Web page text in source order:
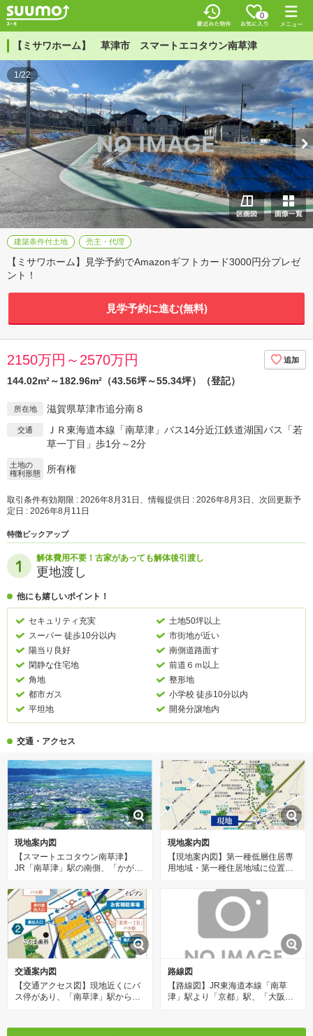
0
【ミサワホーム】 草津市 スマートエコタウン南草津
1/22
建築条件付土地 売主・代理
【ミサワホーム】見学予約でAmazonギフトカード3000円分プレゼ
ント！
見学予約に進む(無料)
2150万円～2570万円
144.02m²～182.96m²（43.56坪～55.34坪）（登記）
所在地 滋賀県草津市追分南８
交通
ＪＲ東海道本線「南草津」バス14分近江鉄道湖国バス「若
草一丁目」歩1分～2分
土地の
権利形態
所有権
取引条件有効期限 : 2026年8月31日、情報提供日 : 2026年8月3日、次回更新予
定日 : 2026年8月11日
特徴ピックアップ
解体費用不要！古家があっても解体後引渡し
更地渡し
他にも嬉しいポイント！
セキュリティ充実
土地50坪以上
スーパー 徒歩10分以内
市街地が近い
陽当り良好
南側道路面す
閑静な住宅地
前道６ｍ以上
角地
整形地
都市ガス
小学校 徒歩10分以内
平坦地
開発分譲地内
交通・アクセス
現地案内図
【スマートエコタウン南草津】
JR「南草津」駅の南側、「かがや
に、全60区画の大型分譲地が誕
生。サステイナブルなまちづくり
をめざして開発された地で、新生
活をスタートできます。
現地案内図
【現地案内図】第一種低層住居専
用地域・第一種住居地域に位置す
辺には、生活利便施設や大きな公
園が点在しており、自然と利便性
を享受できる住環境です。
交通案内図
【交通アクセス図】現地近くにバ
ス停があり、「南草津」駅からバ
お車でもお越しいただけます。お
路線図
【路線図】JR東海道本線「南草
津」駅より「京都」駅、「大阪」
ICも近く、車でのお出かけの幅も